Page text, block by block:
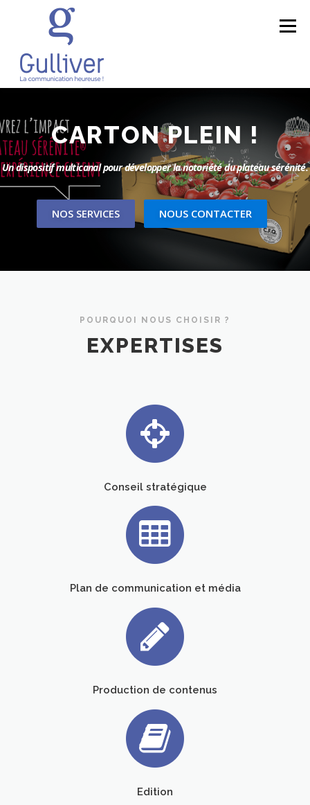
Aller au contenu
Menu
CARTON PLEIN !
Un dispositif multicanal pour développer la notoriété du plateau sérénité.
NOS SERVICES NOUS CONTACTER
POURQUOI NOUS CHOISIR ?
EXPERTISES
Conseil stratégique
Plan de communication et média
Production de contenus
Edition